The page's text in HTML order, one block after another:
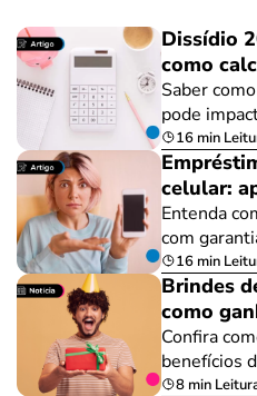
Dissídio
como
Saber
pode
16 min
celular:
Entenda
com
16 min
Brindes
como
Confira
benefícios
8 min